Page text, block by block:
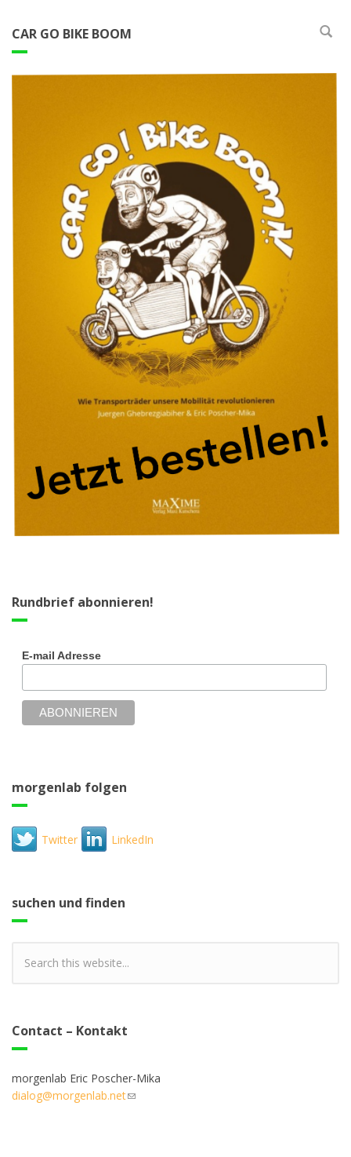
CAR GO BIKE BOOM
Rundbrief abonnieren!
E-mail Adresse
morgenlab folgen
Twitter LinkedIn
suchen und finden
Contact – Kontakt
morgenlab Eric Poscher-Mika
dialog@morgenlab.net(link sends e-mail)